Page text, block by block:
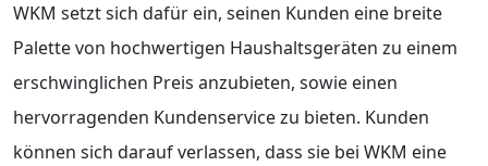
WKM setzt sich dafür ein, seinen Kunden eine breite
Palette von hochwertigen Haushaltsgeräten zu einem
erschwinglichen Preis anzubieten, sowie einen
hervorragenden Kundenservice zu bieten. Kunden
können sich darauf verlassen, dass sie bei WKM eine